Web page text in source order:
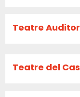
Teatre
Teatre del